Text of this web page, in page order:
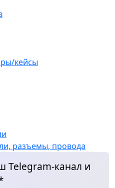
кейсы
разъемы, провода
Telegram-канал и